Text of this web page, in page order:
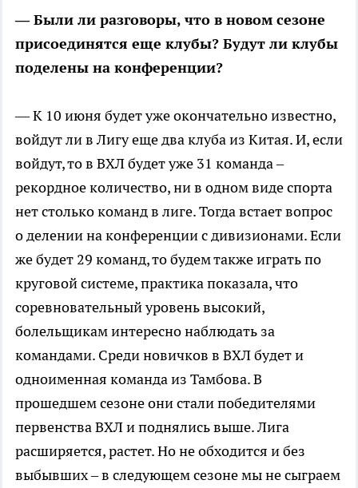
— Были ли разговоры, что в новом сезоне
присоединятся еще клубы? Будут ли клубы
поделены на конференции?
— К 10 июня будет уже окончательно известно,
войдут ли в Лигу еще два клуба из Китая. И, если
войдут, то в ВХЛ будет уже 31 команда –
рекордное количество, ни в одном виде спорта
нет столько команд в лиге. Тогда встает вопрос
о делении на конференции с дивизионами. Если
же будет 29 команд, то будем также играть по
круговой системе, практика показала, что
соревновательный уровень высокий,
болельщикам интересно наблюдать за
командами. Среди новичков в ВХЛ будет и
одноименная команда из Тамбова. В
прошедшем сезоне они стали победителями
первенства ВХЛ и поднялись выше. Лига
расширяется, растет. Но не обходится и без
выбывших – в следующем сезоне мы не сыграем